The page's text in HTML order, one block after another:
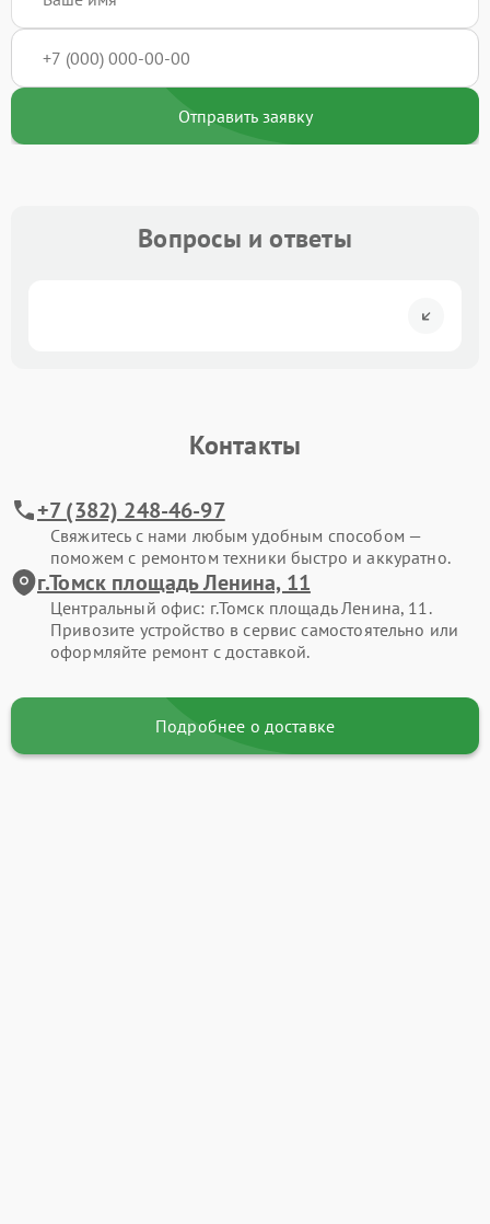
Отправить заявку
Вопросы и ответы
Контакты
+7 (382) 248-46-97
Свяжитесь с нами любым удобным способом —
поможем с ремонтом техники быстро и аккуратно.
г.Томск площадь Ленина, 11
Центральный офис: г.Томск площадь Ленина, 11.
Привозите устройство в сервис самостоятельно или
оформляйте ремонт с доставкой.
Подробнее о доставке